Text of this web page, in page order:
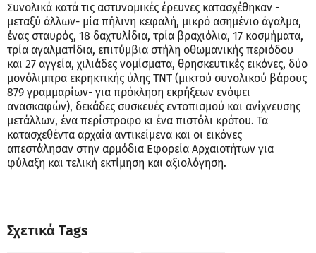
Συνολικά κατά τις αστυνομικές έρευνες κατασχέθηκαν -
μεταξύ άλλων- μία πήλινη κεφαλή, μικρό ασημένιο άγαλμα,
ένας σταυρός, 18 δαχτυλίδια, τρία βραχιόλια, 17 κοσμήματα,
τρία αγαλματίδια, επιτύμβια στήλη οθωμανικής περιόδου
και 27 αγγεία, χιλιάδες νομίσματα, θρησκευτικές εικόνες, δύο
μονόλιμπρα εκρηκτικής ύλης ΤΝΤ (μικτού συνολικού βάρους
879 γραμμαρίων- για πρόκληση εκρήξεων ενόψει
ανασκαφών), δεκάδες συσκευές εντοπισμού και ανίχνευσης
μετάλλων, ένα περίστροφο κι ένα πιστόλι κρότου. Τα
κατασχεθέντα αρχαία αντικείμενα και οι εικόνες
απεστάλησαν στην αρμόδια Εφορεία Αρχαιοτήτων για
φύλαξη και τελική εκτίμηση και αξιολόγηση.
Σχετικά Tags